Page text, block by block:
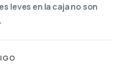
leves en la caja no son